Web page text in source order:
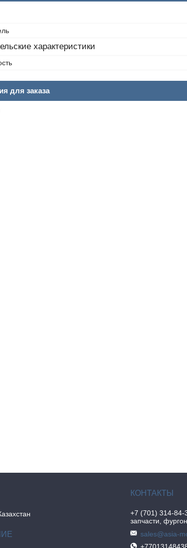
характеристики
для заказа
+7 (701) 314-84-
запчасти,
sales@asia-